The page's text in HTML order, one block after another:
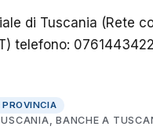
di Tuscania (Rete
telefono:
PROVINCIA
, BANCHE A